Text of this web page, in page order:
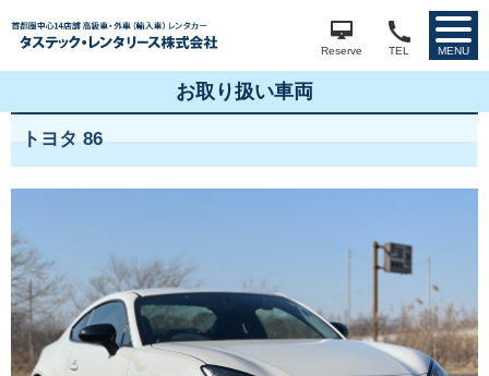
Reserve TEL MENU
お取り扱い車両
トヨタ 86